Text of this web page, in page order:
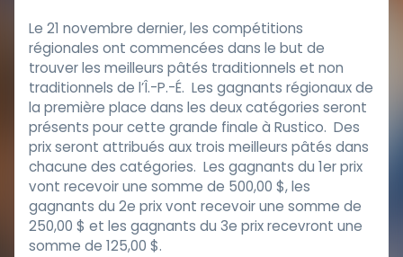
Le 21 novembre dernier, les compétitions
régionales ont commencées dans le but de
trouver les meilleurs pâtés traditionnels et non
traditionnels de l’Î.-P.-É. Les gagnants régionaux de
la première place dans les deux catégories seront
présents pour cette grande finale à Rustico. Des
prix seront attribués aux trois meilleurs pâtés dans
chacune des catégories. Les gagnants du 1er prix
vont recevoir une somme de 500,00 $, les
gagnants du 2e prix vont recevoir une somme de
250,00 $ et les gagnants du 3e prix recevront une
somme de 125,00 $.